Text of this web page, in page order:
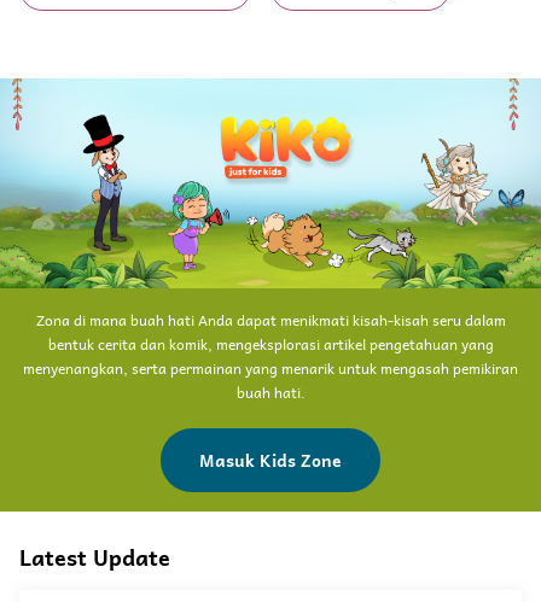
Zona di mana buah hati Anda dapat menikmati kisah-kisah seru dalam
bentuk cerita dan komik, mengeksplorasi artikel pengetahuan yang
menyenangkan, serta permainan yang menarik untuk mengasah pemikiran
buah hati.
Masuk Kids Zone
Latest Update